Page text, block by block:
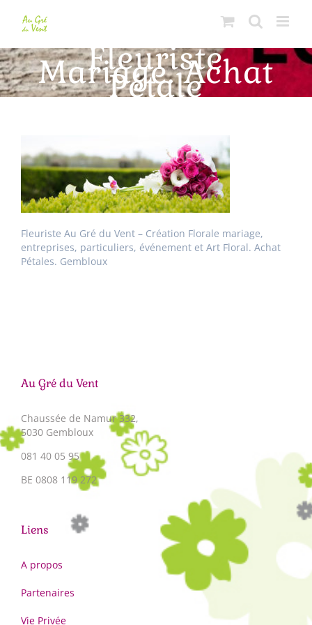
contenu
Fleuriste
Mariage. Achat
Pétale
Fleuriste Au Gré du Vent – Création Florale mariage,
entreprises, particuliers, événement et Art Floral. Achat
Pétales. Gembloux
Au Gré du Vent
Chaussée de Namur 332,
5030 Gembloux
081 40 05 95
BE 0808 119 272
Liens
A propos
Partenaires
Vie Privée